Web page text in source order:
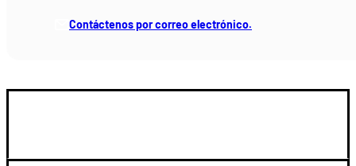
Contáctenos por correo electrónico.